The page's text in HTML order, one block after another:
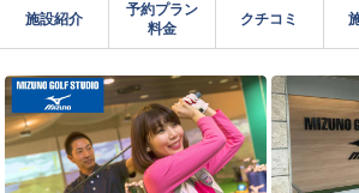
施設紹介
予約プラン
料金
クチコミ